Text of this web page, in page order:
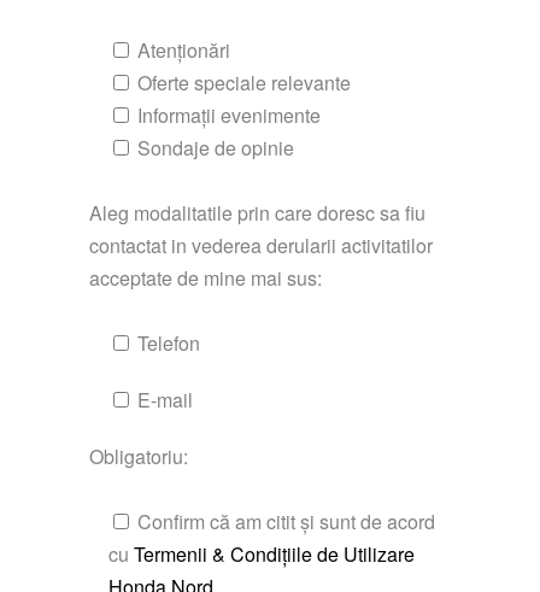
Atenționări
Oferte speciale relevante
Informații evenimente
Sondaje de opinie
Aleg modalitatile prin care doresc sa fiu
contactat in vederea derularii activitatilor
acceptate de mine mai sus:
Telefon
E-mail
Obligatoriu:
Confirm că am citit și sunt de acord
cu Termenii & Condițiile de Utilizare